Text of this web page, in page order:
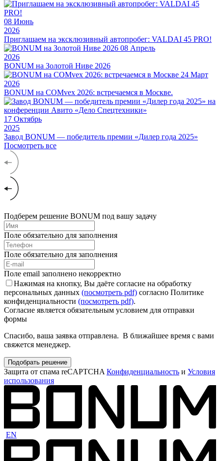
08 Июнь
2026
Приглашаем на эксклюзивный автопробег: VALDAI 45 PRO!
08 Апрель
2026
BONUM на Золотой Ниве 2026
24 Март
2026
BONUM на COMvex 2026: встречаемся в Москве.
17 Октябрь
2025
Завод BONUM — победитель премии «Дилер года 2025»
Посмотреть все
Подберем решение BONUM под вашу задачу
Поле обязательно для заполнения
Поле обязательно для заполнения
Поле email заполнено некорректно
Нажимая на кнопку, Вы даёте согласие на обработку
персональных данных (посмотреть pdf) согласно Политике
конфиденциальности (посмотреть pdf).
Согласие является обязательным условием для отправки
формы
Спасибо, ваша заявка отправлена. В ближайшее время с вами
свяжется менеджер.
Подобрать решение
Защита от спама reCAPTCHA Конфиденциальность и Условия
использования
EN